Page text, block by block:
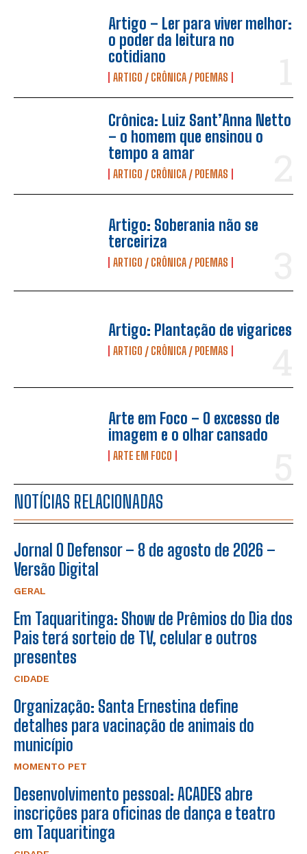
Artigo – Ler para viver melhor:
o poder da leitura no
cotidiano
ARTIGO / CRÔNICA / POEMAS
Crônica: Luiz Sant’Anna Netto
– o homem que ensinou o
tempo a amar
ARTIGO / CRÔNICA / POEMAS
Artigo: Soberania não se
terceiriza
ARTIGO / CRÔNICA / POEMAS
Artigo: Plantação de vigarices
ARTIGO / CRÔNICA / POEMAS
Arte em Foco – O excesso de
imagem e o olhar cansado
ARTE EM FOCO
NOTÍCIAS RELACIONADAS
Jornal O Defensor – 8 de agosto de 2026 –
Versão Digital
GERAL
Em Taquaritinga: Show de Prêmios do Dia dos
Pais terá sorteio de TV, celular e outros
presentes
CIDADE
Organização: Santa Ernestina define
detalhes para vacinação de animais do
município
MOMENTO PET
Desenvolvimento pessoal: ACADES abre
inscrições para oficinas de dança e teatro
em Taquaritinga